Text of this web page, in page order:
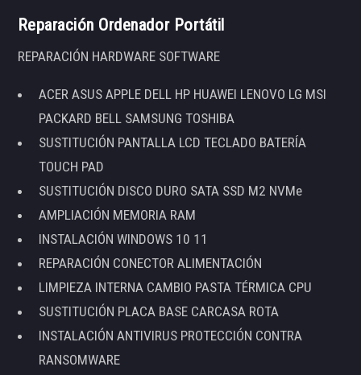
Reparación Ordenador Portátil
REPARACIÓN HARDWARE SOFTWARE
ACER ASUS APPLE DELL HP HUAWEI LENOVO LG MSI
PACKARD BELL SAMSUNG TOSHIBA
SUSTITUCIÓN PANTALLA LCD TECLADO BATERÍA
TOUCH PAD
SUSTITUCIÓN DISCO DURO SATA SSD M2 NVMe
AMPLIACIÓN MEMORIA RAM
INSTALACIÓN WINDOWS 10 11
REPARACIÓN CONECTOR ALIMENTACIÓN
LIMPIEZA INTERNA CAMBIO PASTA TÉRMICA CPU
SUSTITUCIÓN PLACA BASE CARCASA ROTA
INSTALACIÓN ANTIVIRUS PROTECCIÓN CONTRA
RANSOMWARE